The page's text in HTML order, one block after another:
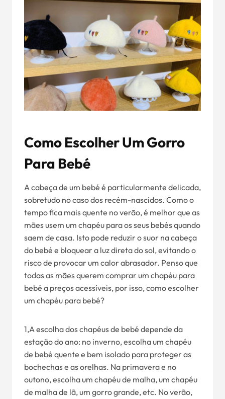
Como Escolher Um Gorro
Para Bebé
A cabeça de um bebé é particularmente delicada,
sobretudo no caso dos recém-nascidos. Como o
tempo fica mais quente no verão, é melhor que as
mães usem um chapéu para os seus bebés quando
saem de casa. Isto pode reduzir o suor na cabeça
do bebé e bloquear a luz direta do sol, evitando o
risco de provocar um calor abrasador. Penso que
todas as mães querem comprar um chapéu para
bebé a preços acessíveis, por isso, como escolher
um chapéu para bebé?
1,A escolha dos chapéus de bebé depende da
estação do ano: no inverno, escolha um chapéu
de bebé quente e bem isolado para proteger as
bochechas e as orelhas. Na primavera e no
outono, escolha um chapéu de malha, um chapéu
de malha de lã, um gorro grande, etc. No verão,